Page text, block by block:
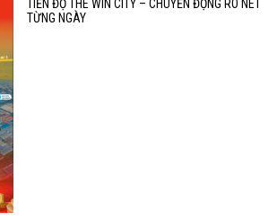
TIẾN ĐỘ THE WIN CITY – CHUYỂN ĐỘNG RÕ NÉT
TỪNG NGÀY